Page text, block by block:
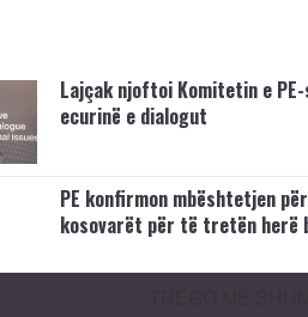
Lajçak njoftoi Komitetin e
ecurinë e dialogut
PE konfirmon mbështetjen
kosovarët për të tretën herë